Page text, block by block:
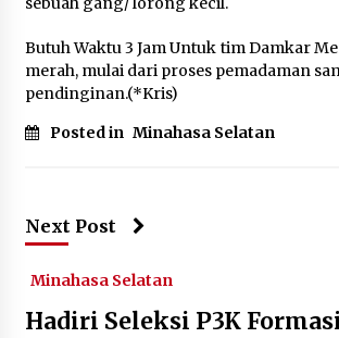
Butuh Waktu 3 Jam Untuk tim Damkar
merah, mulai dari proses pemadaman
pendinginan.(*Kris)
Posted in Minahasa Selatan
Next Post
Minahasa Selatan
Hadiri Seleksi P3K